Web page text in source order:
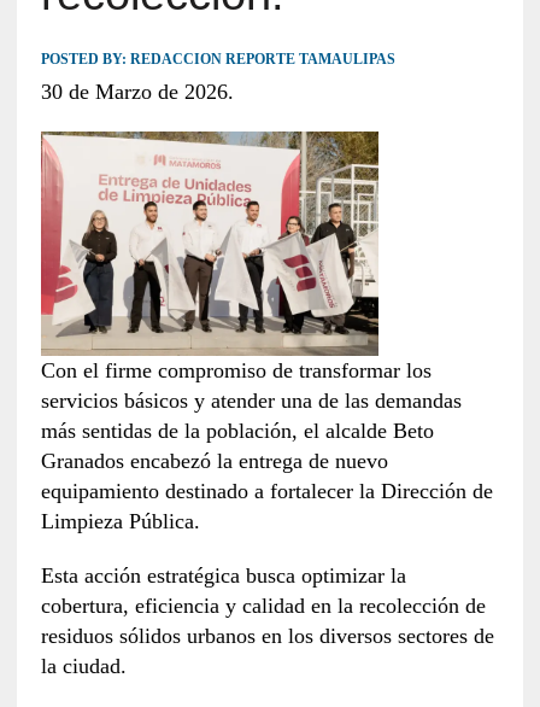
POSTED BY: REDACCION REPORTE TAMAULIPAS
30 de Marzo de 2026.
Con el firme compromiso de transformar los
servicios básicos y atender una de las demandas
más sentidas de la población, el alcalde Beto
Granados encabezó la entrega de nuevo
equipamiento destinado a fortalecer la Dirección de
Limpieza Pública.
Esta acción estratégica busca optimizar la
cobertura, eficiencia y calidad en la recolección de
residuos sólidos urbanos en los diversos sectores de
la ciudad.